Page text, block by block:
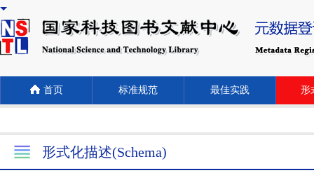
首页 标准规范 最佳实践 形
形式化描述(Schema)